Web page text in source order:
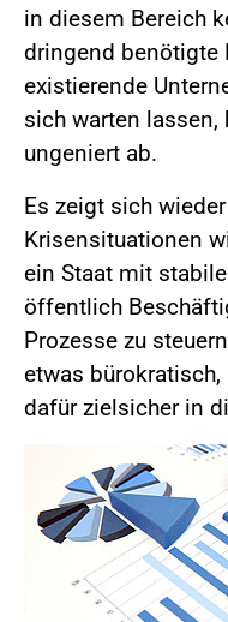
in diesem Bereich
dringend benötigte
existierende
sich warten lassen,
ungeniert ab.
Es zeigt sich
Krisensituationen
ein Staat mit
öffentlich
Prozesse zu
etwas
dafür zielsicher in